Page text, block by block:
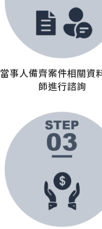
當事人備齊案件相關資
師進行諮詢